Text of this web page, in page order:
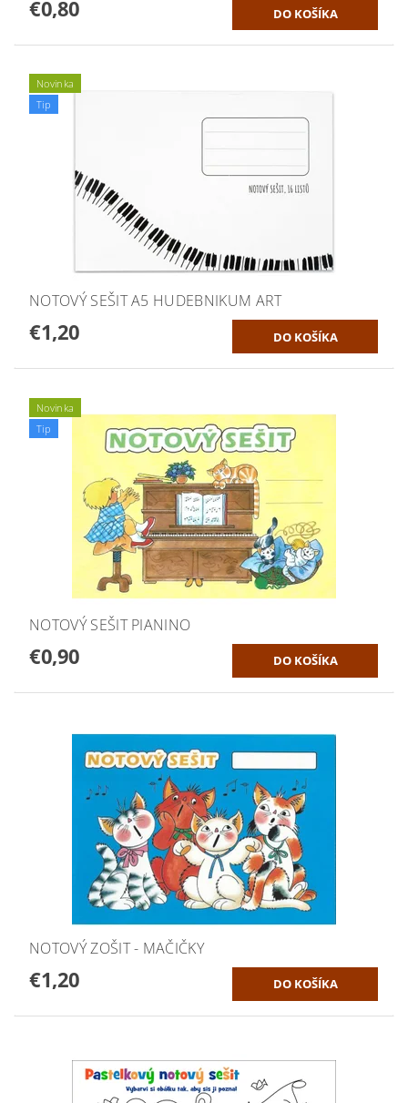
€0,80
Novinka
Tip
NOTOVÝ SEŠIT A5 HUDEBNIKUM ART
€1,20
Novinka
Tip
NOTOVÝ SEŠIT PIANINO
€0,90
NOTOVÝ ZOŠIT - MAČIČKY
€1,20